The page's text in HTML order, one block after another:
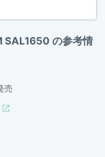
SAL1650 の参考情
売